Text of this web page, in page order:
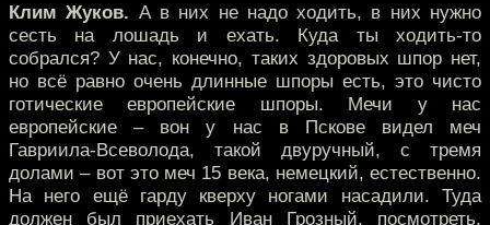
Клим Жуков. А в них не надо ходить, в них нужно
сесть на лошадь и ехать. Куда ты ходить-то
собрался? У нас, конечно, таких здоровых шпор нет,
но всё равно очень длинные шпоры есть, это чисто
готические европейские шпоры. Мечи у нас
европейские – вон у нас в Пскове видел меч
Гавриила-Всеволода, такой двуручный, с тремя
долами – вот это меч 15 века, немецкий, естественно.
На него ещё гарду кверху ногами насадили. Туда
должен был приехать Иван Грозный, посмотреть,